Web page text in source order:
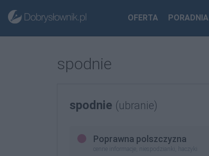
OFERTA PORADNIA
spodnie
spodnie (ubranie)
Poprawna polszczyzna
cenne informacje, niespodzianki, haczyki